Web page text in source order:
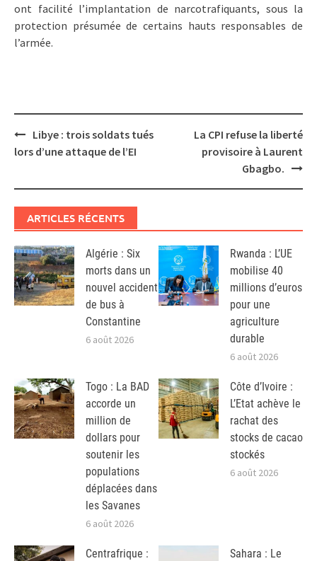
ont facilité l’implantation de narcotrafiquants, sous la
protection présumée de certains hauts responsables de
l’armée.
Post
navigation
Libye : trois soldats tués
lors d’une attaque de l’EI
La CPI refuse la liberté
provisoire à Laurent
Gbagbo.
ARTICLES RÉCENTS
Algérie : Six
morts dans un
nouvel accident
de bus à
Constantine
6 août 2026
Rwanda : L’UE
mobilise 40
millions d’euros
pour une
agriculture
durable
6 août 2026
Togo : La BAD
accorde un
million de
dollars pour
soutenir les
populations
déplacées dans
les Savanes
6 août 2026
Côte d’Ivoire :
L’Etat achève le
rachat des
stocks de cacao
stockés
6 août 2026
Centrafrique :
Sahara : Le